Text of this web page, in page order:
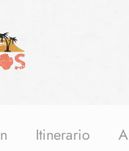
Itinerario